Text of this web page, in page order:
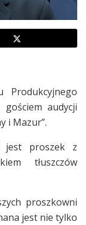
Produkcyjnego
audycji
i Mazur”.
jest proszek z
tłuszczów
proszkowni
jest nie tylko